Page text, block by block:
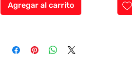
Marca:Ecuacerámica
Agregar al carrito